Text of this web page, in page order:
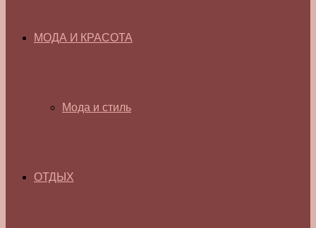
МОДА И КРАСОТА
Мода и стиль
ОТДЫХ